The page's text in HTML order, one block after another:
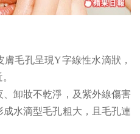
膚毛孔呈現Y字線性水滴狀，
、卸妝不乾淨，及紫外線傷害
水滴型毛孔粗大，且毛孔連